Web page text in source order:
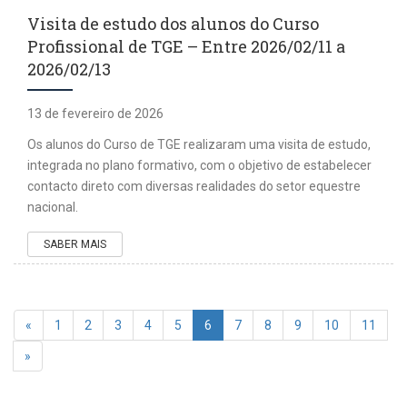
Visita de estudo dos alunos do Curso
Profissional de TGE – Entre 2026/02/11 a
2026/02/13
13 de fevereiro de 2026
Os alunos do Curso de TGE realizaram uma visita de estudo,
integrada no plano formativo, com o objetivo de estabelecer
contacto direto com diversas realidades do setor equestre
nacional.
SABER MAIS
« 1 2 3 4 5 6 7 8 9 10 11
»